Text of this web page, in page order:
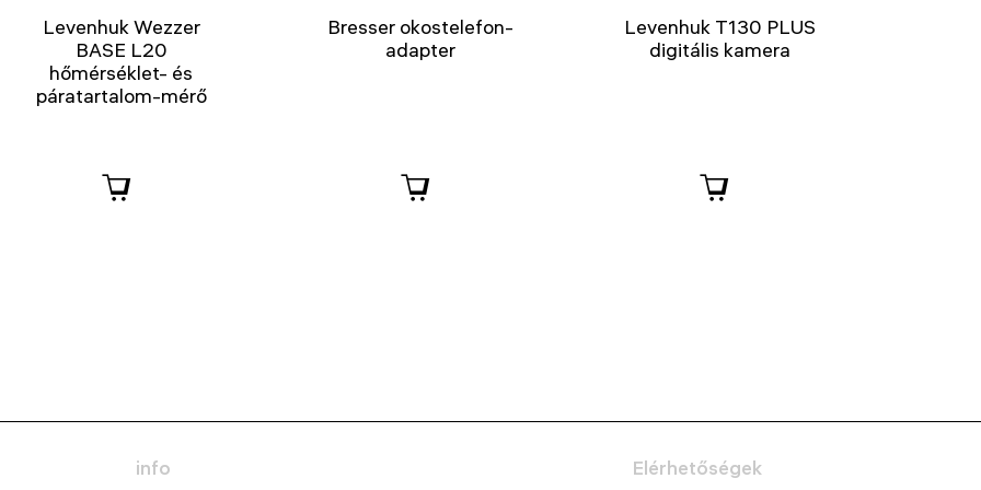
Levenhuk Wezzer
BASE L20
hőmérséklet- és
páratartalom-mérő
Bresser okostelefon-
adapter
Levenhuk T130 PLUS
digitális kamera
info
Elérhetőségek